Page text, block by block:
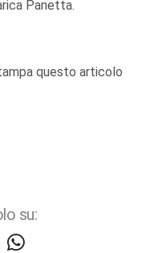
Panetta.
questo articolo
su: